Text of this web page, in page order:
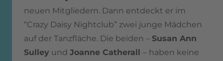
neuen Mitgliedern. Dann entdeckt er im
“Crazy Daisy Nightclub” zwei junge Mädchen
auf der Tanzfläche. Die beiden – Susan Ann
Sulley und Joanne Catherall – haben keine